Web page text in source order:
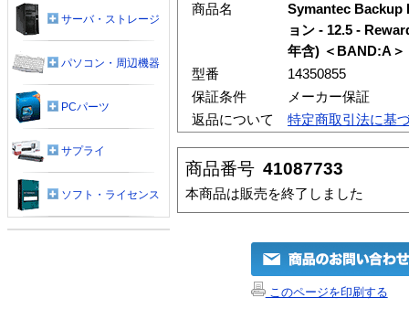
商品名
Symantec Backup
ョン - 12.5 -
年含) ＜BAND:A＞
型番
14350855
保証条件
メーカー保証
返品について
特定商取引法に基
商品番号 41087733
本商品は販売を終了しました
このページを印刷する
サーバ・ストレージ
パソコン・周辺機器
PCパーツ
サプライ
ソフト・ライセンス